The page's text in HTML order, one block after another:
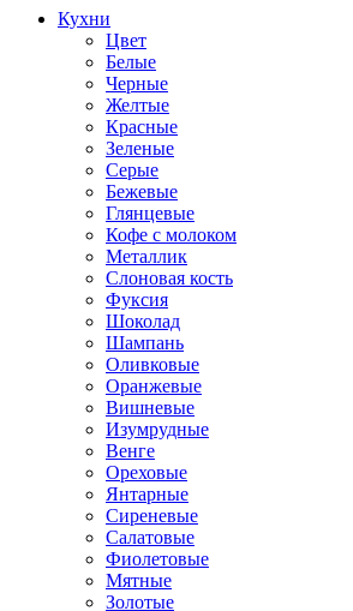
Кухни
Цвет
Белые
Черные
Желтые
Красные
Зеленые
Серые
Бежевые
Глянцевые
Кофе с молоком
Металлик
Слоновая кость
Фуксия
Шоколад
Шампань
Оливковые
Оранжевые
Вишневые
Изумрудные
Венге
Ореховые
Янтарные
Сиреневые
Салатовые
Фиолетовые
Мятные
Золотые